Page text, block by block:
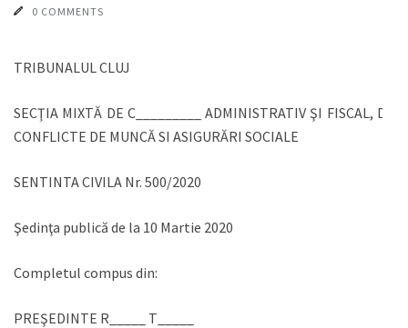
0 COMMENTS
TRIBUNALUL CLUJ
SECŢIA MIXTĂ DE C_________ ADMINISTRATIV ŞI FISCAL, DE
CONFLICTE DE MUNCĂ SI ASIGURĂRI SOCIALE
SENTINTA CIVILA Nr. 500/2020
Şedinţa publică de la 10 Martie 2020
Completul compus din:
PREŞEDINTE R_____ T_____